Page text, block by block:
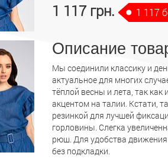
1 117 грн. 1 117
Описание
Мы соединили классику и
актуальное для многих
тёплой весны и лета, так
акцентом на талии. Кстати,
резинкой для лучшей
горловины. Слегка
рюш. Для удобства
без подкладки.